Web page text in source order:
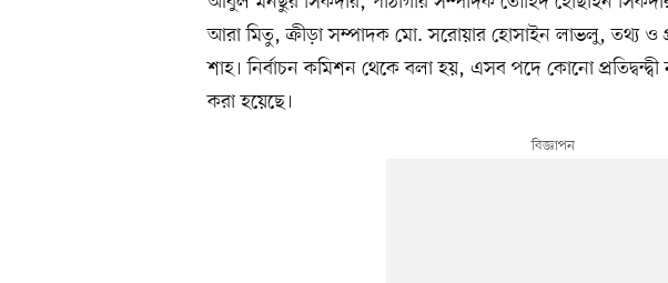
আরা মিতু, ক্রীড়া সম্পাদক মো. সরোয়ার হোসাইন লাভলু, তথ্য ও
শাহ। নির্বাচন কমিশন থেকে বলা হয়, এসব পদে কোনো
করা হয়েছে।